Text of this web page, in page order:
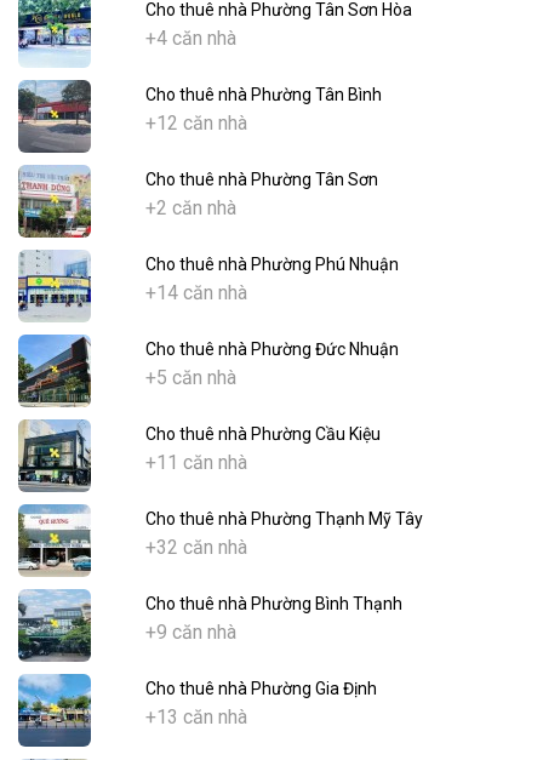
Cho thuê nhà Phường Tân Sơn Hòa
+4 căn nhà
Cho thuê nhà Phường Tân Bình
+12 căn nhà
Cho thuê nhà Phường Tân Sơn
+2 căn nhà
Cho thuê nhà Phường Phú Nhuận
+14 căn nhà
Cho thuê nhà Phường Đức Nhuận
+5 căn nhà
Cho thuê nhà Phường Cầu Kiệu
+11 căn nhà
Cho thuê nhà Phường Thạnh Mỹ Tây
+32 căn nhà
Cho thuê nhà Phường Bình Thạnh
+9 căn nhà
Cho thuê nhà Phường Gia Định
+13 căn nhà